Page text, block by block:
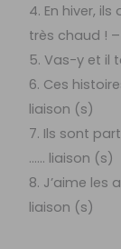
4. En hiver,
très chaud !
5. Vas-y et il
6. Ces
liaison (s)
7. Ils sont
…… liaison (s)
8. J’aime les
liaison (s)